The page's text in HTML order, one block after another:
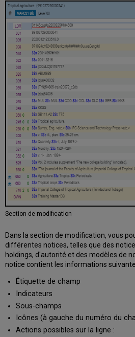
Section de modification
Dans la section de modification, vous
différentes notices, telles que des
holdings, d'autorité et des modèles de
notice contient les informations
Étiquette de champ
Indicateurs
Sous-champs
Icônes (à gauche du numéro du
Actions possibles sur la ligne :